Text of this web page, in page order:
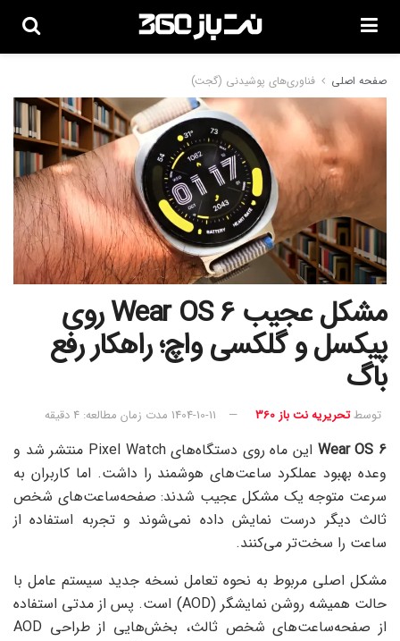
صفحه اصلی فناوری‌های پوشیدنی (گجت)
مشکل عجیب Wear OS 6 روی
پیکسل و گلکسی واچ؛ راهکار رفع
باگ
توسطتحریریه نت باز 360 1404-10-11 مدت زمان مطالعه: 4 دقیقه
Wear OS 6
این ماه روی دستگاه‌های Pixel Watch منتشر شد و
وعده بهبود عملکرد ساعت‌های هوشمند را داشت. اما کاربران به
سرعت متوجه یک مشکل عجیب شدند: صفحه‌ساعت‌های شخص
ثالث دیگر درست نمایش داده نمی‌شوند و تجربه استفاده از
ساعت را سخت‌تر می‌کنند.
مشکل اصلی مربوط به نحوه تعامل نسخه جدید سیستم عامل با
حالت همیشه روشن نمایشگر (AOD) است. پس از مدتی استفاده
از صفحه‌ساعت‌های شخص ثالث، بخش‌هایی از طراحی AOD